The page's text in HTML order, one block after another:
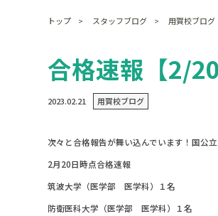
トップ スタッフブログ 用賀校ブログ
合格速報【2/20
2023.02.21 用賀校ブログ
次々と合格報告が舞い込んでいます！国公
2月20日時点合格速報
筑波大学（医学部 医学科）１名
防衛医科大学（医学部 医学科）１名